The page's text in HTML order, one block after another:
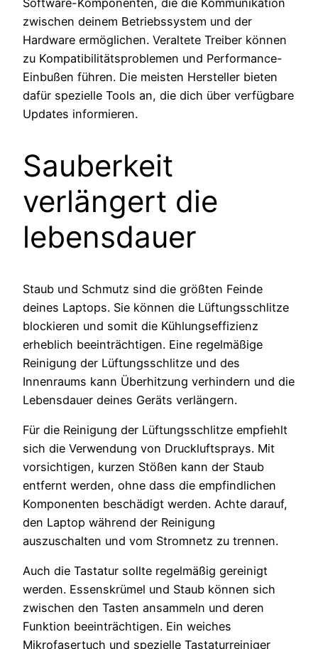
Software-Komponenten, die die Kommunikation
zwischen deinem Betriebssystem und der
Hardware ermöglichen. Veraltete Treiber können
zu Kompatibilitätsproblemen und Performance-
Einbußen führen. Die meisten Hersteller bieten
dafür spezielle Tools an, die dich über verfügbare
Updates informieren.
Sauberkeit
verlängert die
lebensdauer
Staub und Schmutz sind die größten Feinde
deines Laptops. Sie können die Lüftungsschlitze
blockieren und somit die Kühlungseffizienz
erheblich beeinträchtigen. Eine regelmäßige
Reinigung der Lüftungsschlitze und des
Innenraums kann Überhitzung verhindern und die
Lebensdauer deines Geräts verlängern.
Für die Reinigung der Lüftungsschlitze empfiehlt
sich die Verwendung von Druckluftsprays. Mit
vorsichtigen, kurzen Stößen kann der Staub
entfernt werden, ohne dass die empfindlichen
Komponenten beschädigt werden. Achte darauf,
den Laptop während der Reinigung
auszuschalten und vom Stromnetz zu trennen.
Auch die Tastatur sollte regelmäßig gereinigt
werden. Essenskrümel und Staub können sich
zwischen den Tasten ansammeln und deren
Funktion beeinträchtigen. Ein weiches
Mikrofasertuch und spezielle Tastaturreiniger